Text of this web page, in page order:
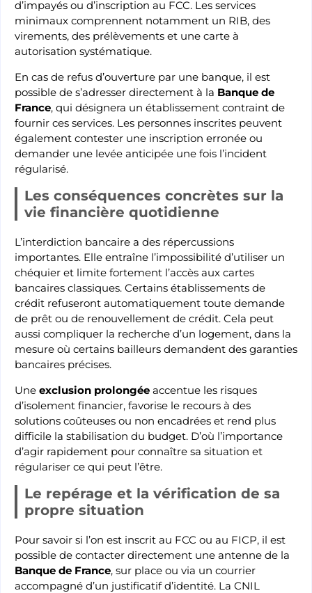
d’impayés ou d’inscription au FCC. Les services
minimaux comprennent notamment un RIB, des
virements, des prélèvements et une carte à
autorisation systématique.
En cas de refus d’ouverture par une banque, il est
possible de s’adresser directement à la Banque de
France, qui désignera un établissement contraint de
fournir ces services. Les personnes inscrites peuvent
également contester une inscription erronée ou
demander une levée anticipée une fois l’incident
régularisé.
Les conséquences concrètes sur la
vie financière quotidienne
L’interdiction bancaire a des répercussions
importantes. Elle entraîne l’impossibilité d’utiliser un
chéquier et limite fortement l’accès aux cartes
bancaires classiques. Certains établissements de
crédit refuseront automatiquement toute demande
de prêt ou de renouvellement de crédit. Cela peut
aussi compliquer la recherche d’un logement, dans la
mesure où certains bailleurs demandent des garanties
bancaires précises.
Une exclusion prolongée accentue les risques
d’isolement financier, favorise le recours à des
solutions coûteuses ou non encadrées et rend plus
difficile la stabilisation du budget. D’où l’importance
d’agir rapidement pour connaître sa situation et
régulariser ce qui peut l’être.
Le repérage et la vérification de sa
propre situation
Pour savoir si l’on est inscrit au FCC ou au FICP, il est
possible de contacter directement une antenne de la
Banque de France, sur place ou via un courrier
accompagné d’un justificatif d’identité. La CNIL